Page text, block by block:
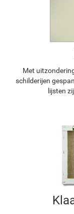
Met
schilderijen
lijsten